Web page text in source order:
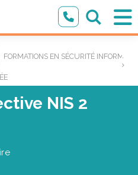
DE L’INFORMATION
FORMATIONS EN SÉCURITÉ
,
NIS 2